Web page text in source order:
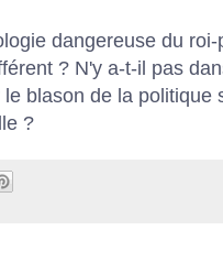
dangereuse du
? N'y a-t-il pas
blason de la politique
?